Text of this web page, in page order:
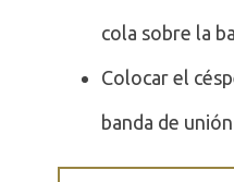
cola sobre la
Colocar el
banda de